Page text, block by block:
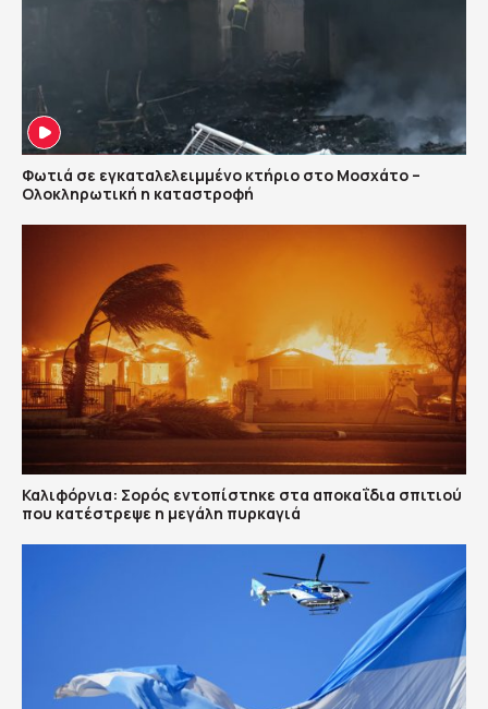
Φωτιά σε εγκαταλελειμμένο κτήριο στο Μοσχάτο –
Ολοκληρωτική η καταστροφή
Καλιφόρνια: Σορός εντοπίστηκε στα αποκαΐδια σπιτιού
που κατέστρεψε η μεγάλη πυρκαγιά